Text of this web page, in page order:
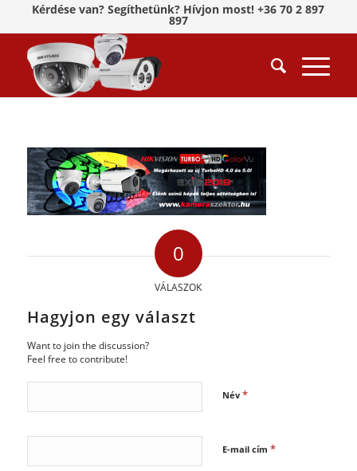
Kérdése van? Segíthetünk? Hívjon most! +36 70 2 897
897
0
VÁLASZOK
Hagyjon egy választ
Want to join the discussion?
Feel free to contribute!
Név *
E-mail cím *